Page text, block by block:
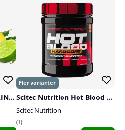
SOLID Nutrition BLACK LINE Rehydrate, 270 g Scitec Nutrition Hot Blood Hardcore, 375 g
Scitec Nutrition
1